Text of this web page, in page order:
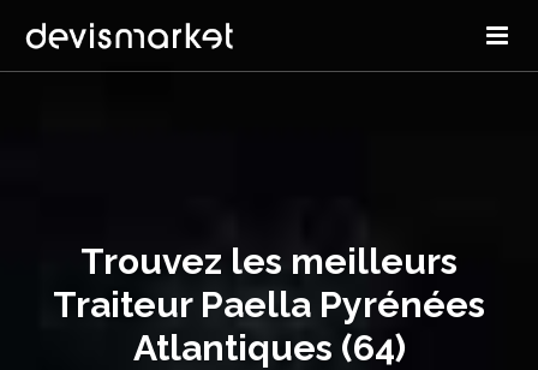
Trouvez les meilleurs
Traiteur Paella Pyrénées
Atlantiques (64)